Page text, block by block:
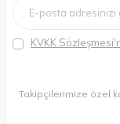
distribütörlerinden
aynı şekilde faturalı
Paketleme
atık oranımızı en
KVKK
Takipçilerimize özel